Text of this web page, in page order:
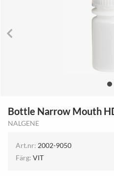
Bottle Narrow Mouth
NALGENE
Art.nr: 2002-9050
Färg: VIT